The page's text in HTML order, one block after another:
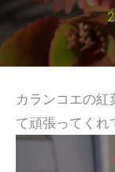
カランコエの
て頑張ってくれ